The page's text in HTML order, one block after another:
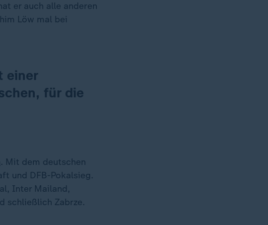
er auch alle anderen
Löw mal bei
einer
für die
. Mit dem deutschen
und DFB-Pokalsieg.
Inter Mailand,
schließlich Zabrze.